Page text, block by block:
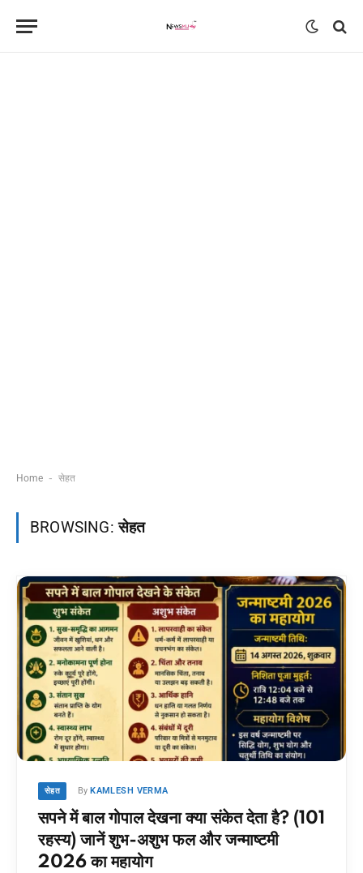
Home - सेहत
BROWSING:सेहत
सेहत By KAMLESH VERMA
सपने में बाल गोपाल देखना क्या संकेत देता है? (101
रहस्य) जानें शुभ-अशुभ फल और जन्माष्टमी
2026 का महायोग